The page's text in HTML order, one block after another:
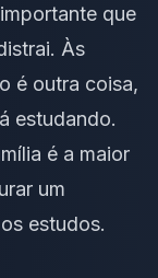
que
Às
é outra coisa,
estudando.
é a maior
um
estudos.